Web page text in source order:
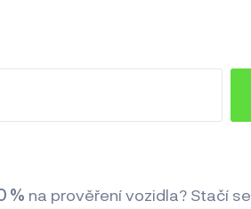
% na prověření vozidla? Stačí se